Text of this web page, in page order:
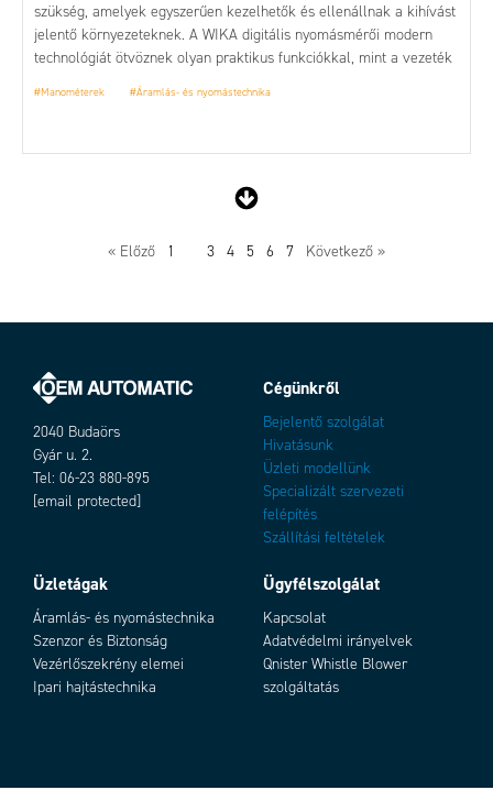
szükség, amelyek egyszerűen kezelhetők és ellenállnak a kihívást
jelentő környezeteknek. A WIKA digitális nyomásmérői modern
technológiát ötvöznek olyan praktikus funkciókkal, mint a vezeték
értékek. Az alkalmazási területek az autóipartól és
egészen a speciális kalibrálási feladatokig terjednek – így ezek a
#Manométerek #Áramlás- és nyomástechnika
« Előző 1 3 4 5 6 7 Következő »
2040 Budaörs
Gyár u. 2.
Tel: 06-23 880-895
[email protected]
Cégünkről
Bejelentő szolgálat
Hivatásunk
Üzleti modellünk
Specializált szervezeti
felépítés
Szállítási feltételek
Üzletágak
Áramlás- és nyomástechnika
Szenzor és Biztonság
Vezérlőszekrény elemei
Ipari hajtástechnika
Ügyfélszolgálat
Kapcsolat
Adatvédelmi irányelvek
Qnister Whistle Blower
szolgáltatás